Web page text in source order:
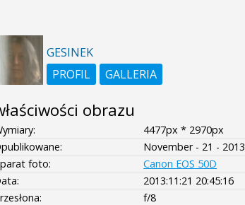
GESINEK
PROFIL
GALLERIA
obrazu
4477px * 2970px
November - 21 - 2013
foto:
Canon EOS 50D
2013:11:21 20:45:16
f/8